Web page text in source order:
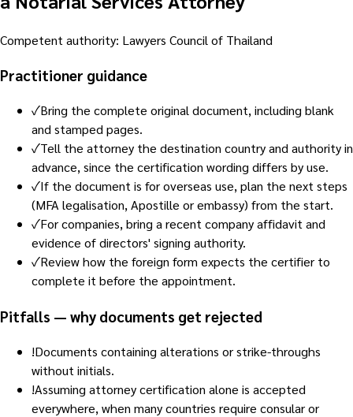
Competent authority: Lawyers Council of Thailand
Practitioner guidance
✓Bring the complete original document, including blank
and stamped pages.
✓Tell the attorney the destination country and authority in
advance, since the certification wording differs by use.
✓If the document is for overseas use, plan the next steps
(MFA legalisation, Apostille or embassy) from the start.
✓For companies, bring a recent company affidavit and
evidence of directors' signing authority.
✓Review how the foreign form expects the certifier to
complete it before the appointment.
Pitfalls — why documents get rejected
!Documents containing alterations or strike-throughs
without initials.
!Assuming attorney certification alone is accepted
everywhere, when many countries require consular or